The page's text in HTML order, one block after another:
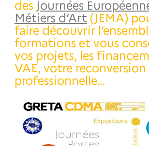
des Journées
Métiers d’Art(JEMA)
faire découvrir
formations et vous
vos projets, les
VAE, votre reconversion
professionnelle…